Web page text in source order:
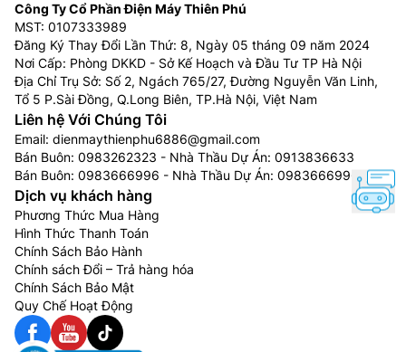
Công Ty Cổ Phần Điện Máy Thiên Phú
MST: 0107333989
Đăng Ký Thay Đổi Lần Thứ: 8, Ngày 05 tháng 09 năm 2024
Nơi Cấp: Phòng DKKD - Sở Kế Hoạch và Đầu Tư TP Hà Nội
Địa Chỉ Trụ Sở: Số 2, Ngách 765/27, Đường Nguyễn Văn Linh,
Tổ 5 P.Sài Đồng, Q.Long Biên, TP.Hà Nội, Việt Nam
Liên hệ Với Chúng Tôi
Email: dienmaythienphu6886@gmail.com
Bán Buôn: 0983262323 - Nhà Thầu Dự Án: 0913836633
Bán Buôn: 0983666996 - Nhà Thầu Dự Án: 0983666996
Dịch vụ khách hàng
Phương Thức Mua Hàng
Hình Thức Thanh Toán
Chính Sách Bảo Hành
Chính sách Đổi – Trả hàng hóa
Chính Sách Bảo Mật
Quy Chế Hoạt Động